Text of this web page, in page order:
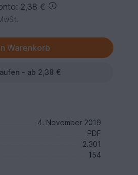
2,38 €
- ab 2,38 €
4. November 2019
PDF
2.301
154